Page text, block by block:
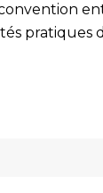
pratiques